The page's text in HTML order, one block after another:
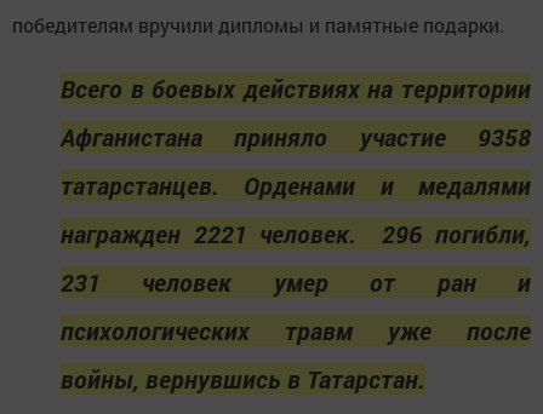
победителям вручили дипломы и памятные подарки.
Всего в боевых действиях на территории
Афганистана приняло участие 9358
татарстанцев. Орденами и медалями
награжден 2221 человек.296 погибли,
231 человек умер от ран и
психологических травм уже после
войны, вернувшись в Татарстан.